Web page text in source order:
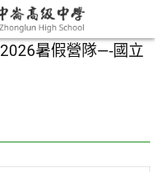
2026暑假營隊—-國立